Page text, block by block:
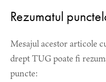
Rezumatul
Mesajul acestor articole
drept TUG poate fi
puncte: